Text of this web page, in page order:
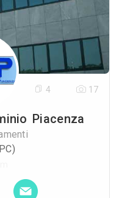
Piacenza
4 17